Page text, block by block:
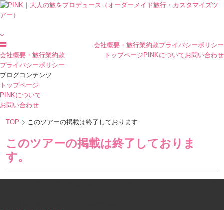
会社概要・旅行業約款プライバシーポリシー
トップページ PINKについてお問い合わせ
会社概要・旅行業約款
プライバシーポリシー
ブログコンテンツ
トップページ
PINKについて
お問い合わせ
TOP このツアーの掲載は終了しております
このツアーの掲載は終了しておりま
す。